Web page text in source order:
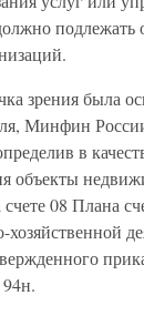
зрения была
Минфин
в
объекты
08 Плана